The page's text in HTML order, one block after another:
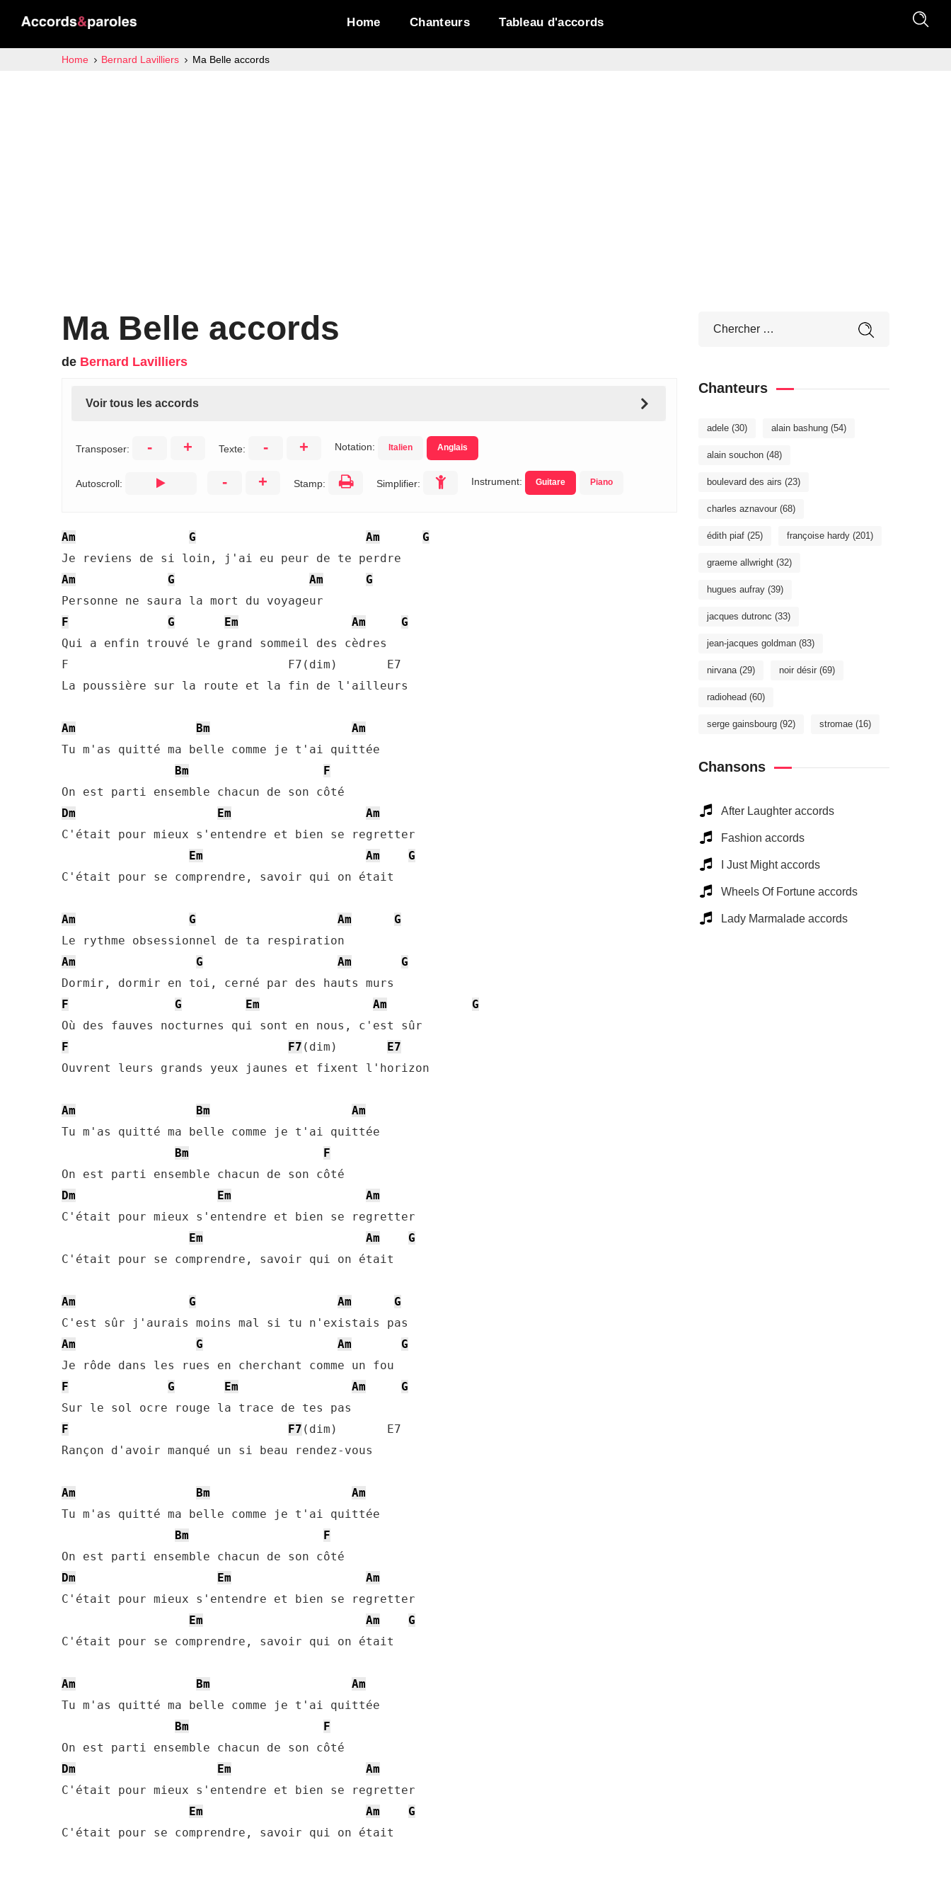
Home Chanteurs Tableau d'accords
Home Bernard Lavilliers Ma Belle accords
Ma Belle accords
de Bernard Lavilliers
Voir tous les accords
Transposer: - + Texte: - + Notation: Italien Anglais
Autoscroll: - + Stamp: Simplifier: Instrument: Guitare Piano
Am G Am
G
Am
G Am
G
F
G Em Am
G
Qui a enfin trouvé le grand sommeil des cèdres
F                               F7(dim)       E7
La poussière sur la route et la fin de l'ailleurs
Am Bm
Am
Tu m'as quitté ma belle comme je t'ai quittée
Bm
F
Dm
Em
Am
C'était pour mieux s'entendre et bien se regretter
Em
Am
G
C'était pour se comprendre, savoir qui on était
Am G Am
G
Am
G Am
G
F
G Em Am
G
F
F7 (dim) E7
Ouvrent leurs grands yeux jaunes et fixent l'horizon
Am Bm
Am
Tu m'as quitté ma belle comme je t'ai quittée
Bm
F
Dm
Em
Am
C'était pour mieux s'entendre et bien se regretter
Em
Am
G
C'était pour se comprendre, savoir qui on était
Am G Am
G
Am
G Am
G
F
G Em Am
G
F
F7 (dim)       E7
Rançon d'avoir manqué un si beau rendez-vous
Am Bm
Am
Tu m'as quitté ma belle comme je t'ai quittée
Bm
F
Dm
Em
Am
C'était pour mieux s'entendre et bien se regretter
Em
Am
G
C'était pour se comprendre, savoir qui on était
Am Bm
Am
Tu m'as quitté ma belle comme je t'ai quittée
Bm
F
Dm
Em
Am
C'était pour mieux s'entendre et bien se regretter
Em
Am
G
C'était pour se comprendre, savoir qui on était
Chanteurs
adele (30) alain bashung (54)
alain souchon (48)
boulevard des airs (23)
charles aznavour (68)
édith piaf (25) françoise hardy (201)
graeme allwright (32)
hugues aufray (39)
jacques dutronc (33)
jean-jacques goldman (83)
nirvana(29) noir désir (69)
radiohead (60)
serge gainsbourg (92) stromae (16)
Chansons
After Laughter accords
Fashion accords
I Just Might accords
Wheels Of Fortune accords
Lady Marmalade accords